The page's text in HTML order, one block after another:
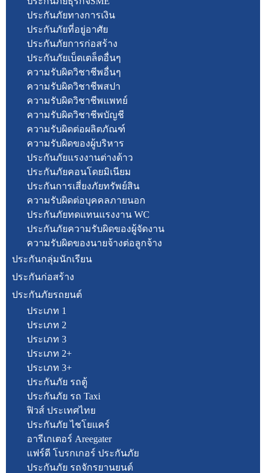
ประกันภัยทางการเงิน
ประกันภัยที่อยู่อาศัย
ประกันภัยการก่อสร้าง
ประกันภัยเบ็ดเตล็ดอื่นๆ
ความรับผิดวิชาชีพอื่นๆ
ความรับผิดวิชาชีพสปา
ความรับผิดวิชาชีพแพทย์
ความรับผิดวิชาชีพบัญชี
ความรับผิดต่อผลิตภัณฑ์
ความรับผิดของผู้บริหาร
ประกันภัยแรงงานต่างด้าว
ประกันภัยคอนโดยมิเนียม
ประกันการเสี่ยงภัยทรัพย์สิน
ความรับผิดต่อบุคคลภายนอก
ประกันภัยทดแทนแรงงาน WC
ประกันภัยความรับผิดของผู้จัดงาน
ความรับผิดของนายจ้างต่อลูกจ้าง
ประกันกลุ่มนักเรียน
ประกันก่อสร้าง
ประกันภัยรถยนต์
ประเภท 1
ประเภท 2
ประเภท 3
ประเภท 2+
ประเภท 3+
ประกันภัย รถตู้
ประกันภัย รถ Taxi
ฟิวส์ ประเทศไทย
ประกันภัย ไชโยแคร์
อารีเกเตอร์ Areegater
แฟร์ดี โบรกเกอร์ ประกันภัย
ประกันภัย รถจักรยานยนต์